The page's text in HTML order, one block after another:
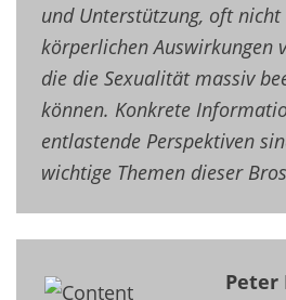
und Unterstützung, oft
körperlichen Auswirkungen
die die Sexualität massiv
können. Konkrete
entlastende Perspektiven
wichtige Themen dieser
Peter